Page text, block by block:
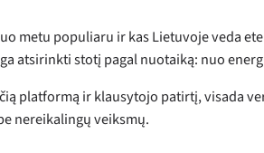
metu populiaru ir kas Lietuvoje veda
atsirinkti stotį pagal nuotaiką: nuo
platformą ir klausytojo patirtį, visada
nereikalingų veiksmų.